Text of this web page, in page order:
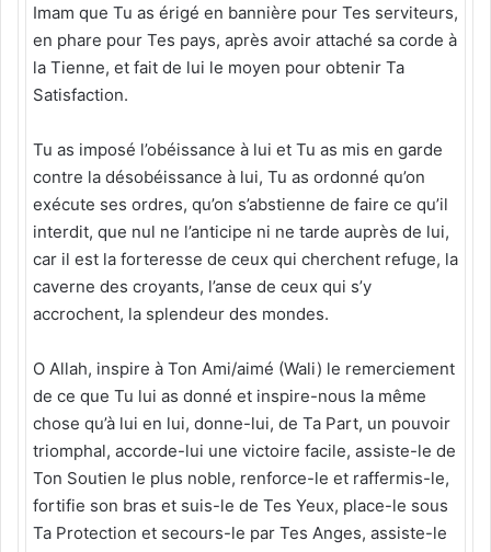
Imam que Tu as érigé en bannière pour Tes serviteurs,
en phare pour Tes pays, après avoir attaché sa corde à
la Tienne, et fait de lui le moyen pour obtenir Ta
Satisfaction.
Tu as imposé l’obéissance à lui et Tu as mis en garde
contre la désobéissance à lui, Tu as ordonné qu’on
exécute ses ordres, qu’on s’abstienne de faire ce qu’il
interdit, que nul ne l’anticipe ni ne tarde auprès de lui,
car il est la forteresse de ceux qui cherchent refuge, la
caverne des croyants, l’anse de ceux qui s’y
accrochent, la splendeur des mondes.
O Allah, inspire à Ton Ami/aimé (Wali) le remerciement
de ce que Tu lui as donné et inspire-nous la même
chose qu’à lui en lui, donne-lui, de Ta Part, un pouvoir
triomphal, accorde-lui une victoire facile, assiste-le de
Ton Soutien le plus noble, renforce-le et raffermis-le,
fortifie son bras et suis-le de Tes Yeux, place-le sous
Ta Protection et secours-le par Tes Anges, assiste-le